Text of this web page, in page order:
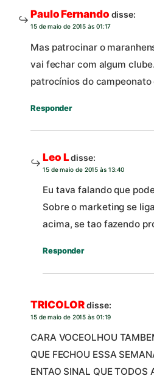
Paulo Fernando disse:
15 de maio de 2015 às 01:17
Mas patrocinar o
vai fechar com algum
patrocínios do campeonato
Responder
Leo Ldisse:
15 de maio de 2015 às 13:40
Eu tava falando que
Sobre o marketing se
acima, se tao fazendo
Responder
TRICOLORdisse:
15 de maio de 2015 às 01:19
CARA VOCEOLHOU
QUE FECHOU ESSA
ENTAO SINAL QUE TODOS